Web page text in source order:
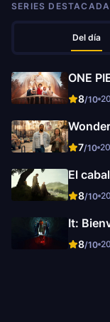
SERIES
Del día
ONE
8/10
7/10
El
8/10
It:
8/10